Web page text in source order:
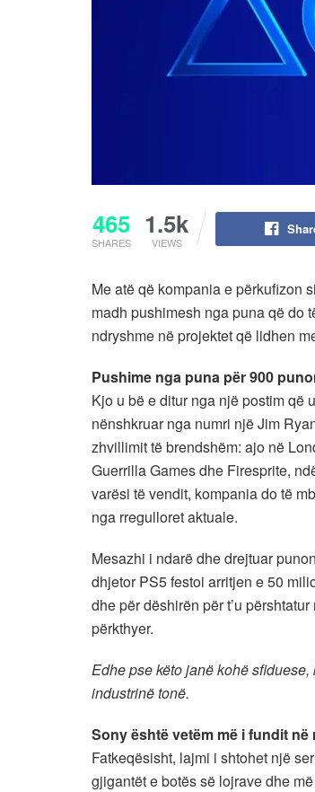
465
SHARES
1.5k
VIEWS
Me atë që kompania e përkufizon
madh pushimesh nga puna që do
ndryshme në projektet që lidhen
Pushime nga puna për 900
Kjo u bë e ditur nga një postim që
nënshkruar nga numri një Jim
zhvillimit të brendshëm: ajo në
Guerrilla Games dhe Firesprite,
varësi të vendit, kompania do të
nga rregulloret aktuale.
Mesazhi i ndarë dhe drejtuar
dhjetor PS5 festoi arritjen e 50
dhe për dëshirën për t’u
përkthyer.
Edhe pse këto janë kohë
industrinë tonë.
Sony është vetëm më i fundit në
Fatkeqësisht, lajmi i shtohet një
gjigantët e botës së lojrave dhe